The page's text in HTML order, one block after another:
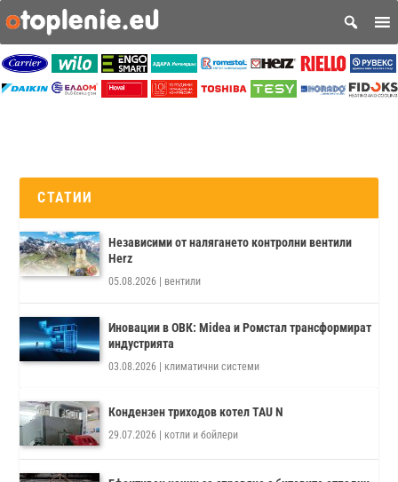
СТАТИИ
Независими от налягането контролни вентили
Herz
05.08.2026 | вентили
Иновации в ОВК: Midea и Ромстал трансформират
индустрията
03.08.2026 | климатични системи
Кондензен триходов котел TAU N
29.07.2026 | котли и бойлери